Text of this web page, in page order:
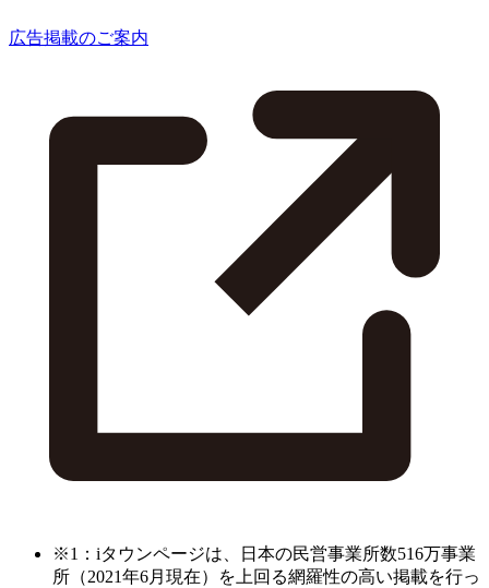
広告掲載のご案内
※1：iタウンページは、日本の民営事業所数516万事業
所（2021年6月現在）を上回る網羅性の高い掲載を行っ